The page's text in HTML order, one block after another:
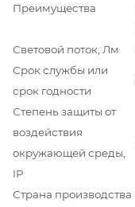
Преимущества
Световой поток, Лм
Срок службы или
срок годности
Степень защиты от
воздействия
окружающей среды,
IP
Страна производства